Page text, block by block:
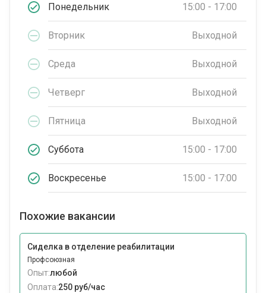
Понедельник 15:00 - 17:00
Вторник Выходной
Среда Выходной
Четверг Выходной
Пятница Выходной
Суббота 15:00 - 17:00
Воскресенье 15:00 - 17:00
Похожие вакансии
Сиделка в отделение реабилитации
Профсоюзная
Опыт:любой
Оплата:250 руб/час